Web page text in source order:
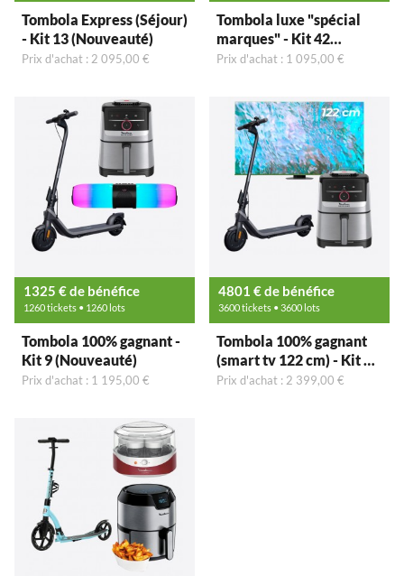
Tombola Express (Séjour)
- Kit 13 (Nouveauté)
Prix d'achat : 2 095,00 €
Tombola luxe "spécial
marques" - Kit 42
(Nouveauté)
Prix d'achat : 1 095,00 €
Tombola 100% gagnant -
Kit 9 (Nouveauté)
1325 € de bénéfice
1260 tickets • 1260 lots
Prix d'achat : 1 195,00 €
Tombola 100% gagnant
(smart tv 122 cm) - Kit 29
(Nouveauté)
4801 € de bénéfice
3600 tickets • 3600 lots
Prix d'achat : 2 399,00 €